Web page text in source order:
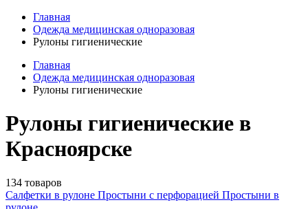
Главная
Одежда медицинская одноразовая
Рулоны гигиенические
Главная
Одежда медицинская одноразовая
Рулоны гигиенические
Рулоны гигиенические в
Красноярске
134 товаров
Салфетки в рулоне Простыни с перфорацией Простыни в